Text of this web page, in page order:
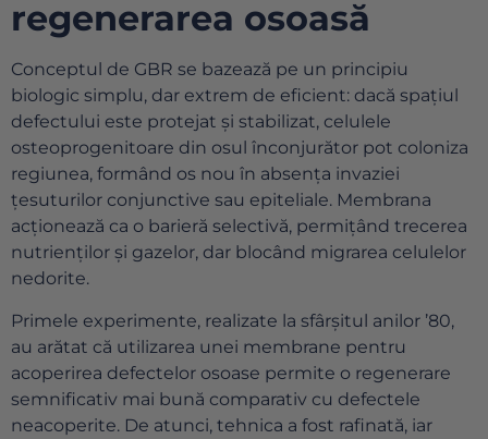
regenerarea osoasă
Conceptul de GBR se bazează pe un principiu
biologic simplu, dar extrem de eficient: dacă spațiul
defectului este protejat și stabilizat, celulele
osteoprogenitoare din osul înconjurător pot coloniza
regiunea, formând os nou în absența invaziei
țesuturilor conjunctive sau epiteliale. Membrana
acționează ca o barieră selectivă, permițând trecerea
nutrienților și gazelor, dar blocând migrarea celulelor
nedorite.
Primele experimente, realizate la sfârșitul anilor ’80,
au arătat că utilizarea unei membrane pentru
acoperirea defectelor osoase permite o regenerare
semnificativ mai bună comparativ cu defectele
neacoperite. De atunci, tehnica a fost rafinată, iar